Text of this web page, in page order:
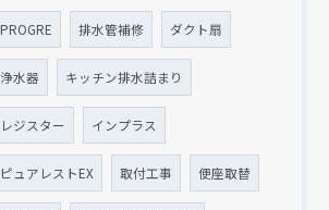
PROGRE 排水管補修 ダクト扇
浄水器 キッチン排水詰まり
レジスター インプラス
ピュアレストEX 取付工事 便座取替